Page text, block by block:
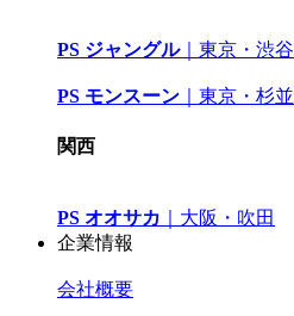
PS ジャングル｜ 東京・渋谷
PS モンスーン 東京・杉並
関西
PS オオサカ
大阪・吹田
企業情報
会社概要